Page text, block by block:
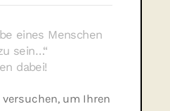
eines Menschen
sein…“
dabei!
um Ihren